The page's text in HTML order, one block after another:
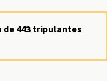
443 tripulantes